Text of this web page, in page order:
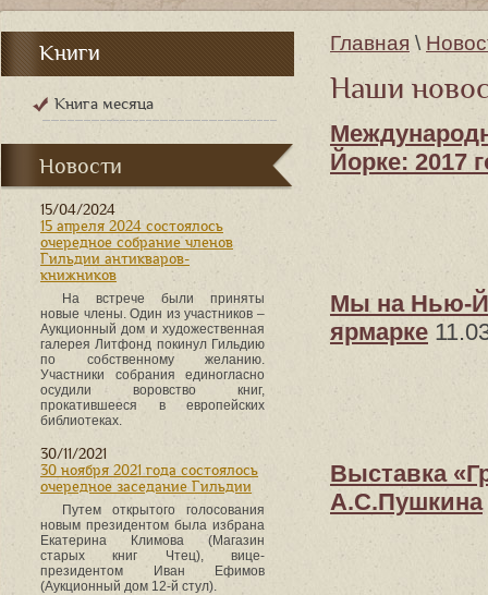
Главная \
Наши
Йорке: 2017
Мы на Нью-
ярмарке
Выставка
А.С.Пушкина
Книги
Книга месяца
Новости
15/04/2024
15 апреля 2024 состоялось
очередное собрание членов
Гильдии антикваров-
книжников
На встрече были приняты
новые члены. Один из участников –
Аукционный дом и художественная
галерея Литфонд покинул Гильдию
по собственному желанию.
Участники собрания единогласно
осудили воровство книг,
прокатившееся в европейских
библиотеках.
30/11/2021
30 ноября 2021 года состоялось
очередное заседание Гильдии
Путем открытого голосования
новым президентом была избрана
Екатерина Климова (Магазин
старых книг Чтец), вице-
президентом Иван Ефимов
(Аукционный дом 12-й стул).